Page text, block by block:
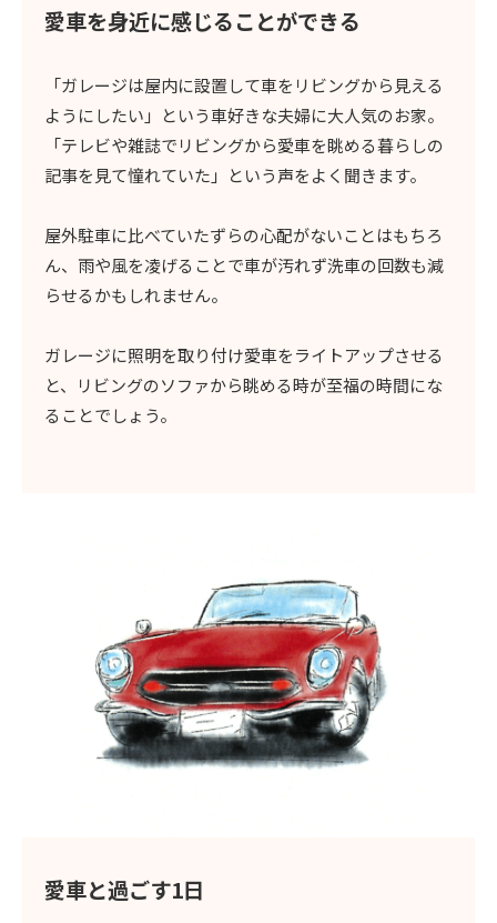
愛車を身近に感じることができる
「ガレージは屋内に設置して車をリビングから見える
ようにしたい」という車好きな夫婦に大人気のお家。
「テレビや雑誌でリビングから愛車を眺める暮らしの
記事を見て憧れていた」という声をよく聞きます。
屋外駐車に比べていたずらの心配がないことはもちろ
ん、雨や風を凌げることで車が汚れず洗車の回数も減
らせるかもしれません。
ガレージに照明を取り付け愛車をライトアップさせる
と、リビングのソファから眺める時が至福の時間にな
ることでしょう。
愛車と過ごす1日